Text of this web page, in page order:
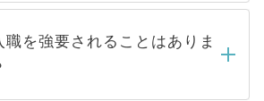
、5営業日以内にはご連絡をせて
すので、しばらくお待ちくださ
で取り扱っている求人の
は、Webサイトからご覧いただ
公開求人」です。非公開求人は
によって、一般には公開してい
職を強要されることはありま